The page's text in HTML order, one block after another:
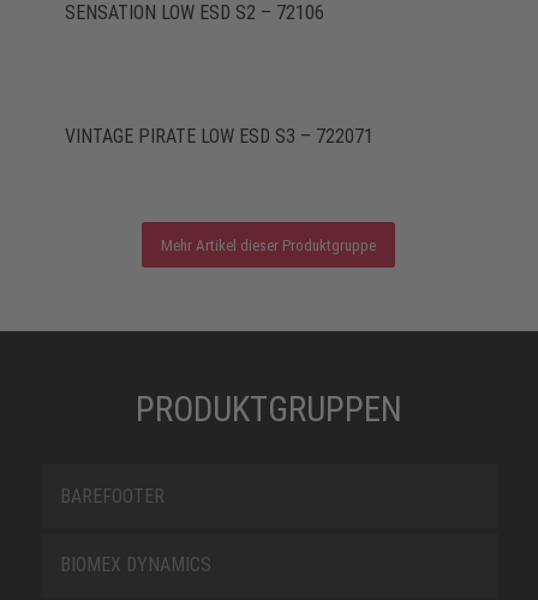
SENSATION LOW ESD S2 – 72106
VINTAGE PIRATE LOW ESD S3 – 722071
Mehr Artikel dieser Produktgruppe
PRODUKTGRUPPEN
BAREFOOTER
BIOMEX DYNAMICS